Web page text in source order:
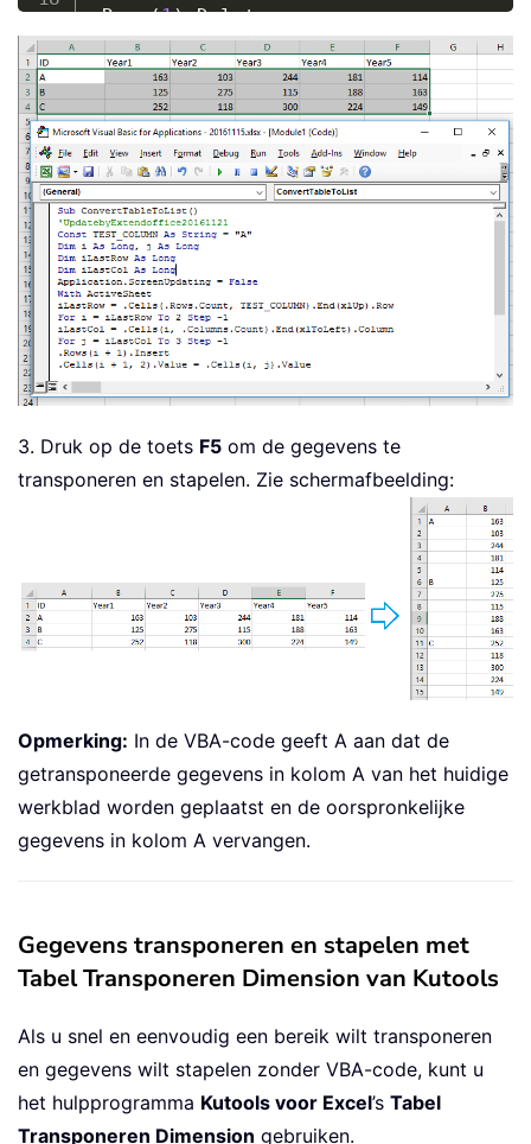
.Rows(1).
Delete
End
With
Application.ScreenUpdating = True
Sub
3. Druk op de toets F5 om de gegevens te
transponeren en stapelen. Zie schermafbeelding:
Opmerking: In de VBA-code geeft A aan dat de
getransponeerde gegevens in kolom A van het huidige
werkblad worden geplaatst en de oorspronkelijke
gegevens in kolom A vervangen.
Gegevens transponeren en stapelen met
Tabel Transponeren Dimension van Kutools
Als u snel en eenvoudig een bereik wilt transponeren
en gegevens wilt stapelen zonder VBA-code, kunt u
het hulpprogramma Kutools voor Excel’s Tabel
Transponeren Dimension gebruiken.